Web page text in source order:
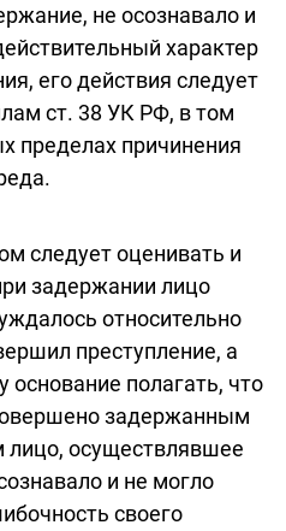
не осознавало и
характер
его действия следует
ст. 38 УК РФ, в том
пределах причинения
следует оценивать и
задержании лицо
относительно
преступление, а
основание полагать, что
задержанным
лицо, осуществлявшее
и не могло
своего